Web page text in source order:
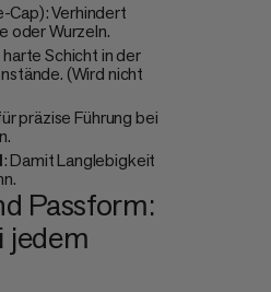
Cap): Verhindert
oder Wurzeln.
harte Schicht in der
(Wird nicht
präzise Führung bei
: Damit Langlebigkeit
Passform:
jedem